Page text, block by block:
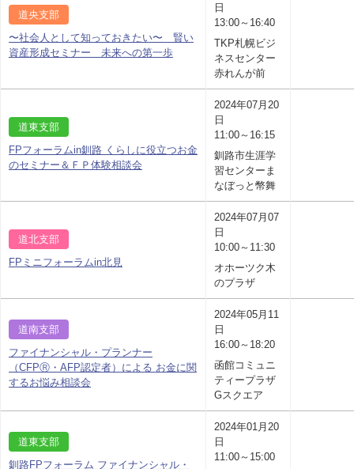
道央支部
〜社会人として知っておきたい〜 賢い
資産形成セミナー 未来への第一歩
日
13:00～16:40
TKP札幌ビジ
ネスセンター
赤れんが前
道東支部
FPフォーラムin釧路 くらしに役立つお金
のセミナー＆ＦＰ体験相談会
2024年07月20
日
11:00～16:15
釧路市生涯学
習センターま
なぼっと幣舞
道北支部
FPミニフォーラムin北見
2024年07月07
日
10:00～11:30
オホーツク木
のプラザ
道南支部
ファイナンシャル・プランナー
（CFPⓇ・AFP認定者）による お金に関
するお悩み相談会
2024年05月11
日
16:00～18:20
函館コミュニ
ティープラザ
Gスクエア
道東支部
釧路FPフォーラム ファイナンシャル・
2024年01月20
日
11:00～15:00